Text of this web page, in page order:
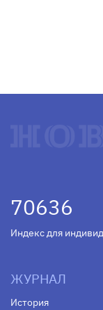
70636
Индекс для
ЖУРНАЛ
История